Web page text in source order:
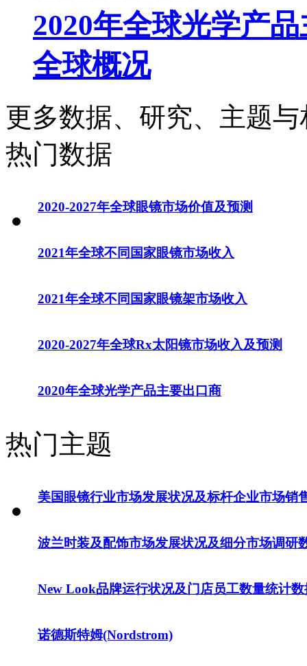
2020年全球光学产
全球概况
更多数据、研究、主题
热门数据
2020-2027年全球眼镜市场价值及预测
2021年全球不同国家眼镜市场收入
2021年全球不同国家眼镜架市场收入
2020-2027年全球Rx太阳镜市场收入及预测
2020年全球光学产品主要出口商
热门主题
美国眼镜行业市场发展状况及标杆企业市场销
波兰时装及配饰市场发展状况及细分市场调研
New Look品牌运行状况及门店员工数量统计数
诺德斯特姆(Nordstrom)